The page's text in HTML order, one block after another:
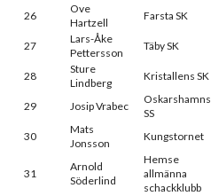
26
Ove
Hartzell
Farsta SK
27
Lars-Åke
Pettersson
Täby SK
28
Sture
Lindberg
Kristallens SK
29 Josip Vrabec
Oskarshamns
SS
30
Mats
Jonsson
Kungstornet
31
Arnold
Söderlind
Hemse
allmänna
schackklubb